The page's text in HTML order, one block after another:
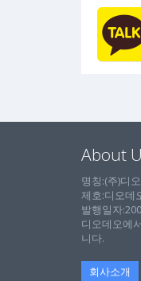
About
명칭:(주)디
제호:디오데
발행일자
디오데오에
니다.
회사소개